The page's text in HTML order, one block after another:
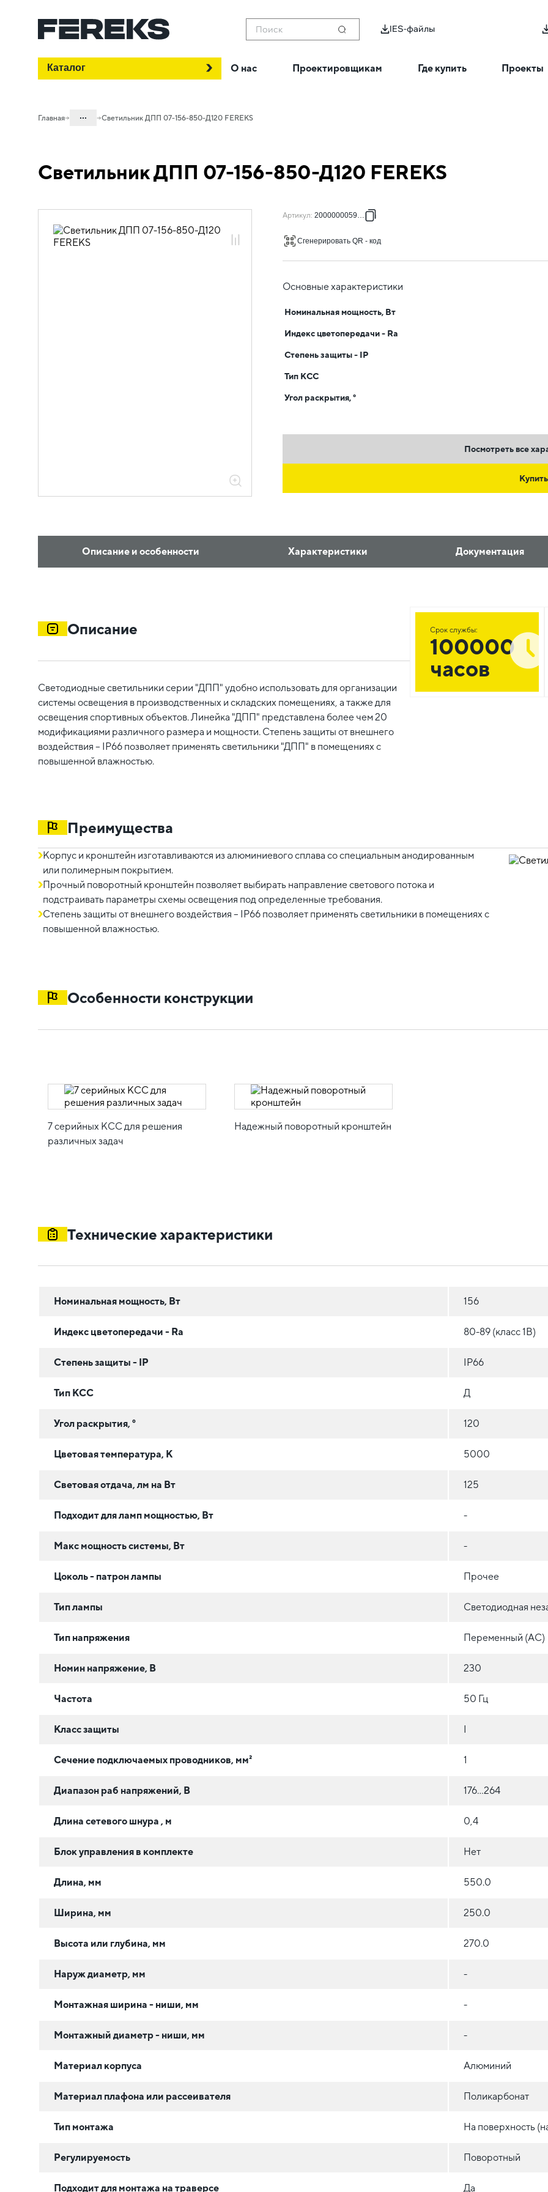
Поиск IES-файлы
Каталог О нас Проектировщикам Где купить Проекты
Главная ...
Проектное освещение FEREKS
ДПП
Светильник ДПП 07-156-850-Д120 FEREKS
Светильник ДПП 07-156-850-Д120 FEREKS
Артикул: 2000000059426
Сгенерировать QR - код
Основные характеристики
Номинальная мощность, Вт
Индекс цветопередачи - Ra
Степень защиты - IP
Тип КСС
Угол раскрытия, °
Посмотреть все
Купить
Описание и особенности Характеристики Документация
Описание
Светодиодные светильники серии "ДПП" удобно использовать для организации
системы освещения в производственных и складских помещениях, а также для
освещения спортивных объектов. Линейка "ДПП" представлена более чем 20
модификациями различного размера и мощности. Степень защиты от внешнего
воздействия – IP66 позволяет применять светильники "ДПП" в помещениях с
повышенной влажностью.
Срок службы:
100000
часов
Преимущества
Корпус и кронштейн изготавливаются из алюминиевого сплава со специальным анодированным
или полимерным покрытием.
Прочный поворотный кронштейн позволяет выбирать направление светового потока и
подстраивать параметры схемы освещения под определенные требования.
Степень защиты от внешнего воздействия – IP66 позволяет применять светильники в помещениях с
повышенной влажностью.
Особенности конструкции
7 серийных КСС для решения
различных задач
Надежный поворотный кронштейн
Технические характеристики
Номинальная мощность, Вт 156
Индекс цветопередачи - Ra 80-89 (класс 1B)
Степень защиты - IP IP66
Тип КСС Д
Угол раскрытия, ° 120
Цветовая температура, К 5000
Световая отдача, лм на Вт 125
Подходит для ламп мощностью, Вт -
Макс мощность системы, Вт -
Цоколь - патрон лампы Прочее
Тип лампы Светодиодная
Тип напряжения Переменный (AC)
Номин напряжение, В 230
Частота 50 Гц
Класс защиты
Сечение подключаемых проводников, мм² 1
Диапазон раб напряжений, В 176...264
Длина сетевого шнура , м 0,4
Блок управления в комплекте Нет
Длина, мм 550.0
Ширина, мм 250.0
Высота или глубина, мм 270.0
Наруж диаметр, мм -
Монтажная ширина - ниши, мм -
Монтажный диаметр - ниши, мм -
Материал корпуса Алюминий
Материал плафона или рассеивателя Поликарбонат
Тип монтажа На поверхность
Регулируемость Поворотный
Подходит для монтажа на траверсе Да